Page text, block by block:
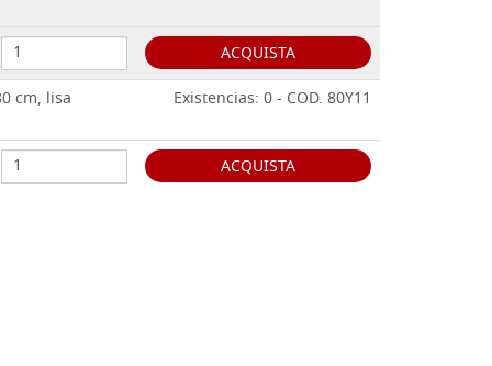
ACQUISTA
cm, lisa
Existencias: 0 - COD. 80Y11
ACQUISTA